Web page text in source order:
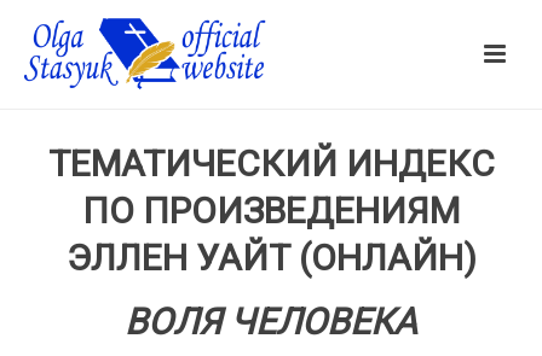
ТЕМАТИЧЕСКИЙ ИНДЕКС
ПО ПРОИЗВЕДЕНИЯМ
ЭЛЛЕН УАЙТ (ОНЛАЙН)
ВОЛЯ ЧЕЛОВЕКА